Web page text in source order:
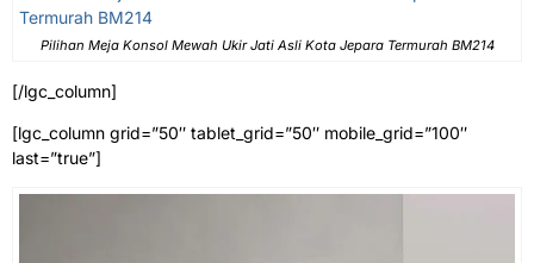
Pilihan Meja Konsol Mewah Ukir Jati Asli Kota Jepara Termurah BM214
[/lgc_column]
[lgc_column grid=”50″ tablet_grid=”50″ mobile_grid=”100″
last=”true”]